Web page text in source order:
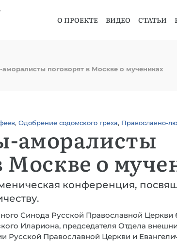
О ПРОЕКТЕ ВИДЕО СТАТЬИ
поговорят в Москве о мучениках
, Одобрение содомского греха, Православно-
аморалисты
Москве о
конференция,
Синода Русской Православной Церкви
Илариона, председателя Отдела
Русской Православной Церкви и